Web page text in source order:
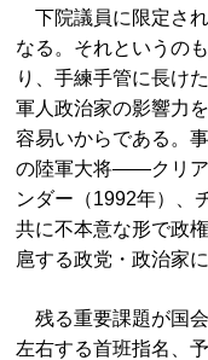
下院議員に限定さ
なる。それというの
り、手練手管に長け
軍人政治家の影響力
容易いからである。
の陸軍大将――クリア
ンダー（1992年）
共に不本意な形で政
扈する政党・政治家
残る重要課題が国
左右する首班指名、